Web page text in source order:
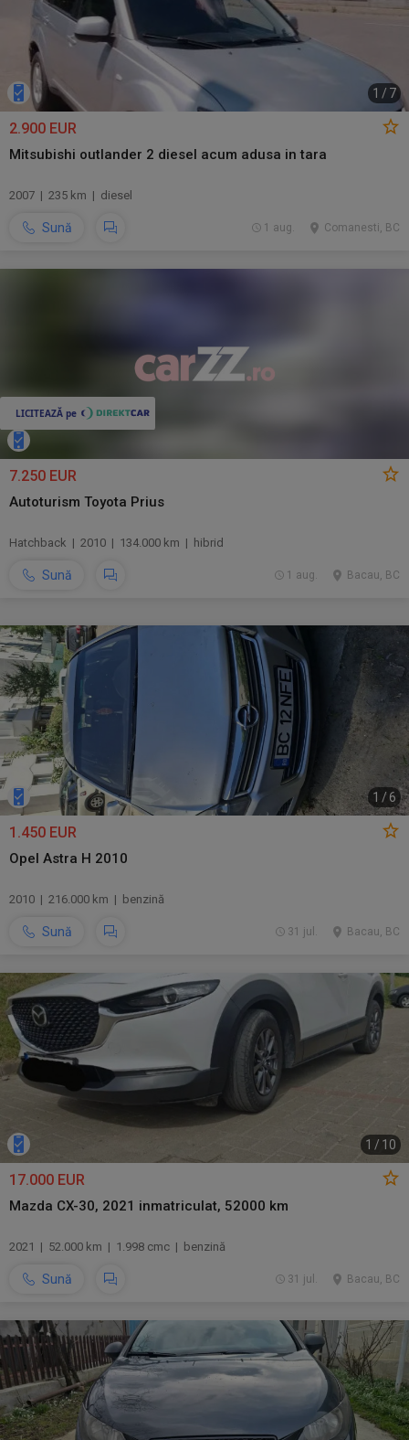
1 / 7
2.900 EUR
Mitsubishi outlander 2 diesel acum adusa in tara
2007 | 235 km | diesel
Sună Comanesti, BC
1 aug.
7.250 EUR
Autoturism Toyota Prius
Hatchback | 2010 | 134.000 km | hibrid
Sună Bacau, BC
1 aug.
1 /6
1.450 EUR
Opel Astra H 2010
2010 | 216.000 km | benzină
Sună Bacau, BC
31 jul.
1 / 10
17.000 EUR
Mazda CX-30, 2021 inmatriculat, 52000 km
2021 | 52.000 km | 1.998 cmc | benzină
Sună Bacau, BC
31 jul.